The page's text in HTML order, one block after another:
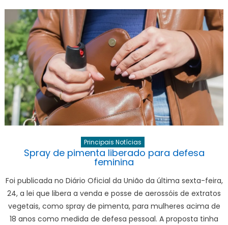
Principais Notícias
Spray de pimenta liberado para defesa
feminina
Foi publicada no Diário Oficial da União da última sexta-feira,
24, a lei que libera a venda e posse de aerossóis de extratos
vegetais, como spray de pimenta, para mulheres acima de
18 anos como medida de defesa pessoal. A proposta tinha